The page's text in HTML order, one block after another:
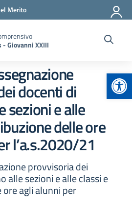
Merito
- Giovanni XXIII
docenti di
sezioni e alle
delle ore
l’a.s.2020/21
provvisoria dei
alle sezioni e alle classi e
agli alunni per